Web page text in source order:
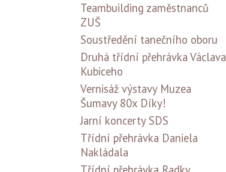
Teambuilding zaměstnanců
ZUŠ
Soustředění tanečního oboru
Druhá třídní přehrávka Václava
Kubiceho
Vernisáž výstavy Muzea
Šumavy 80x Díky!
Jarní koncerty SDS
Třídní přehrávka Daniela
Nakládala